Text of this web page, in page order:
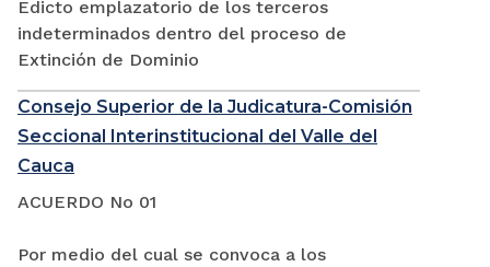
Edicto emplazatorio de los terceros
indeterminados dentro del proceso de
Extinción de Dominio
Consejo Superior de la Judicatura-Comisión
Seccional Interinstitucional del Valle del
Cauca
ACUERDO No 01
Por medio del cual se convoca a los